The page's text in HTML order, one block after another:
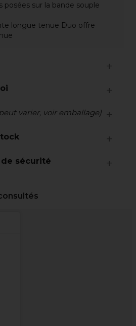
posées sur la bande souple
longue tenue Duo offre
varier, voir emballage)
sécurité